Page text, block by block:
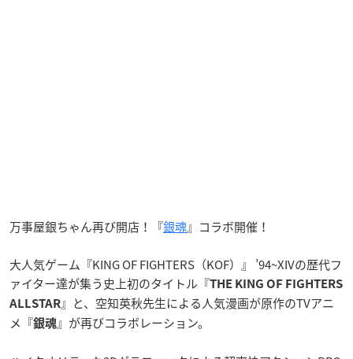
万事屋銀ちゃん再び開店！『銀魂』コラボ開催！
大人気ゲーム『KING OF FIGHTERS（KOF）』 ’94~XIVの歴代フ
ァイター達が集う史上初のタイトル『THE KING OF FIGHTERS
ALLSTAR』と、空知英秋先生による人気漫画が原作のTVアニ
メ『銀魂』が再びコラボレーション。